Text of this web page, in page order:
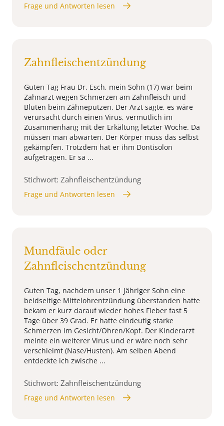
Frage und Antworten lesen
Zahnfleischentzündung
Guten Tag Frau Dr. Esch, mein Sohn (17) war beim
Zahnarzt wegen Schmerzen am Zahnfleisch und
Bluten beim Zähneputzen. Der Arzt sagte, es wäre
verursacht durch einen Virus, vermutlich im
Zusammenhang mit der Erkältung letzter Woche. Da
müssen man abwarten. Der Körper muss das selbst
gekämpfen. Trotzdem hat er ihm Dontisolon
aufgetragen. Er sa ...
Stichwort: Zahnfleischentzündung
Frage und Antworten lesen
Mundfäule oder
Zahnfleischentzündung
Guten Tag, nachdem unser 1 Jähriger Sohn eine
beidseitige Mittelohrentzündung überstanden hatte
bekam er kurz darauf wieder hohes Fieber fast 5
Tage über 39 Grad. Er hatte eindeutig starke
Schmerzen im Gesicht/Ohren/Kopf. Der Kinderarzt
meinte ein weiterer Virus und er wäre noch sehr
verschleimt (Nase/Husten). Am selben Abend
entdeckte ich zwische ...
Stichwort: Zahnfleischentzündung
Frage und Antworten lesen